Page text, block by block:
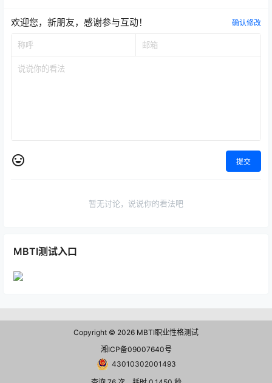
欢迎您，新朋友，感谢参与互动！ 确认修改
提交
暂无讨论，说说你的看法吧
MBTI测试入口
Copyright © 2026 MBTI职业性格测试
湘ICP备09007640号
43010302001493